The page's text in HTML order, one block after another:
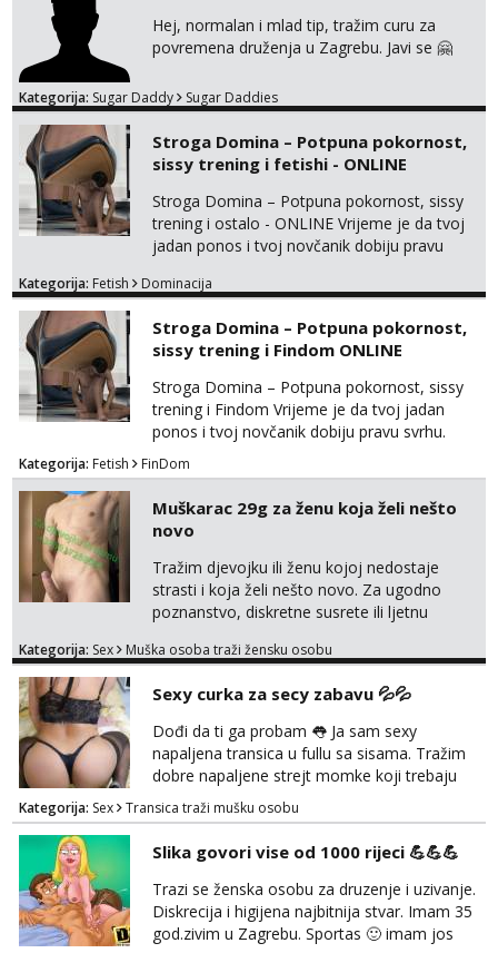
Hej, normalan i mlad tip, tražim curu za
povremena druženja u Zagrebu. Javi se 🤗
Kategorija: Sugar Daddy Sugar Daddies
Stroga Domina – Potpuna pokornost,
sissy trening i fetishi - ONLINE
Stroga Domina – Potpuna pokornost, sissy
trening i ostalo - ONLINE Vrijeme je da tvoj
jadan ponos i tvoj novčanik dobiju pravu
Domina preuzima potpunu kontrolu nad
isključivo ozbiljni, solventni i poslušni subovi
koji žude za strogim zapovijedima, sissy
transformacijom (rublje, elegancija) i
potpunim psiholo...
Kategorija: Fetish Dominacija
Stroga Domina – Potpuna pokornost,
sissy trening i Findom ONLINE
Stroga Domina – Potpuna pokornost, sissy
trening i Findom Vrijeme je da tvoj jadan
ponos i tvoj novčanik dobiju pravu svrhu.
Inteligentna, hladna i beskompromisna
Domina preuzima potpunu kontrolu nad
tvojim umom i financijama. Zanimaju me
isključivo ozbiljni, solventni i poslušni subovi
koji žude za strogim zapovijedima, sissy
transformacijom (rublje, elegancija) i
potpunim psihološkim treni...
Kategorija: Fetish FinDom
Muškarac 29g za ženu koja želi nešto
novo
Tražim djevojku ili ženu kojoj nedostaje
strasti i koja želi nešto novo. Za ugodno
poznanstvo, diskretne susrete ili ljetnu
uredan. Slobodna ili zauzeta, dobrodošla. Prvi
kasnije može poziv. Sl. Brod moj prostor
Zagreb i ostatak Hrvatske mobilan !
𝗡𝗮𝗽𝗼𝗺𝗲𝗻𝗮 tražim samo žene...
Kategorija: Sex Muška osoba traži žensku osobu
Sexy curka za secy zabavu 💦💦
Dođi da ti ga probam 👅 Ja sam sexy
napaljena transica u fullu sa sisama. Tražim
dobre napaljene strejt momke koji trebaju
diskretno pražnjenje kite. Samo za dobre
frajere koji drže do sebe. Imaj neku sliku.
Pozivi i poruke bez slike - nema odgovora.
Pojebi me Poruke WhatsApp: 0998667649
Kategorija: Sex Transica traži mušku osobu
Slika govori vise od 1000 rijeci 💪💪💪
Trazi se ženska osobu za druzenje i uzivanje.
Diskrecija i higijena najbitnija stvar. Imam 35
god.zivim u Zagrebu. Sportas 🙂 imam jos